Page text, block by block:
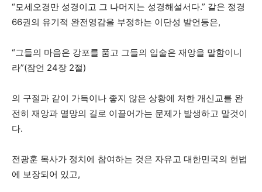
“모세오경만 성경이고 그 나머지는 성경해설서다.” 같은 정경
66권의 유기적 완전영감을 부정하는 이단성 발언등은,
“그들의 마음은 강포를 품고 그들의 입술은 재앙을 말함이니
라”(잠언 24장 2절)
의 구절과 같이 가득이나 좋지 않은 상황에 처한 개신교를 완
전히 재앙과 멸망의 길로 이끌어가는 문제가 발생하고 말것이
다.
전광훈 목사가 정치에 참여하는 것은 자유고 대한민국의 헌법
에 보장되어 있고,